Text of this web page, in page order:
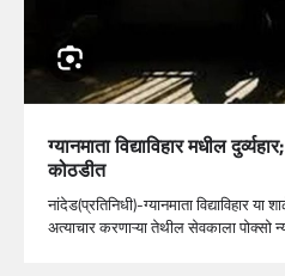
ग्यानमाता विद्याविहार मधील
कोठडीत
नांदेड(प्रतिनिधी)-ग्यानमाता विद्याविहार या
अत्याचार करणाऱ्या तेथील सेवकाला पोक्सो